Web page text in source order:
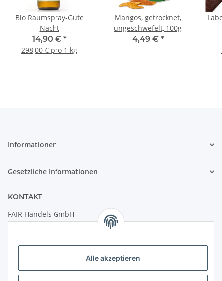
Alle akzeptieren
Bio Raumspray-Gute
Nacht
14,90 € *
298,00 € pro 1 kg
Mangos, getrocknet,
ungeschwefelt, 100g
4,49 € *
Informationen
Gesetzliche Informationen
KONTAKT
FAIR Handels GmbH
(Weltladen Innsbruck)
6020 Innsbruck